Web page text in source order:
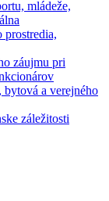
mládeže,
prostredia,
záujmu pri
bytová a verejného
záležitosti